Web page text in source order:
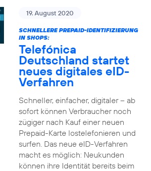
19. August 2020
SCHNELLERE PREPAID-IDENTIFIZIERUNG
IN SHOPS:
Telefónica
Deutschland startet
neues digitales eID-
Verfahren
Schneller, einfacher, digitaler – ab
sofort können Verbraucher noch
zügiger nach Kauf einer neuen
Prepaid-Karte lostelefonieren und
surfen. Das neue eID-Verfahren
macht es möglich: Neukunden
können ihre Identität bereits beim